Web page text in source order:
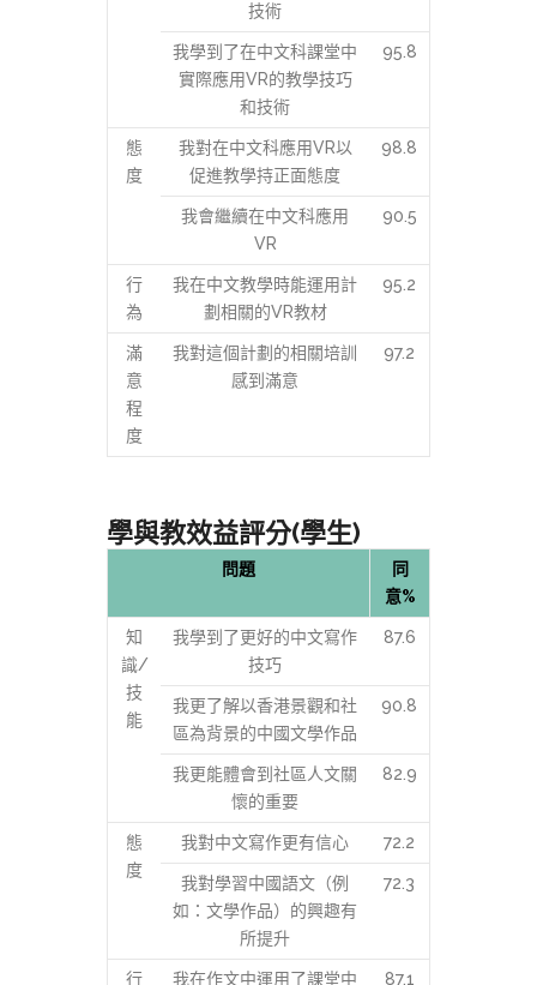
技術
我學到了在中文科課堂中
實際應用VR的教學技巧
和技術
95.8
態
度
我對在中文科應用VR以
促進教學持正面態度
98.8
我會繼續在中文科應用
VR
90.5
行
為
我在中文教學時能運用計
劃相關的VR教材
95.2
滿
意
程
度
我對這個計劃的相關培訓
感到滿意
97.2
學與教效益評分(學生)
問題
同
意%
知
識/
技
能
我學到了更好的中文寫作
技巧
87.6
我更了解以香港景觀和社
區為背景的中國文學作品
90.8
我更能體會到社區人文關
懷的重要
82.9
態
度
我對中文寫作更有信心 72.2
我對學習中國語文（例
如：文學作品）的興趣有
所提升
72.3
行 我在作文中運用了課堂中 87.1